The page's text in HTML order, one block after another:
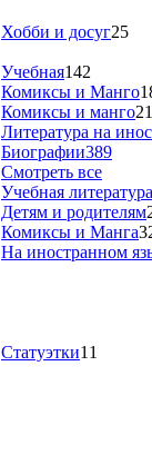
Хобби и досуг25
Учебная142
Комиксы и Манго
Комиксы и манго21
Литература на
Биографии389
Смотреть все
Учебная литература
Детям и родителям
Комиксы и Манга
На иностранном
Статуэтки11